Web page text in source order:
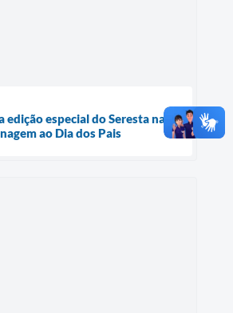
edição especial do Seresta na
ao Dia dos Pais